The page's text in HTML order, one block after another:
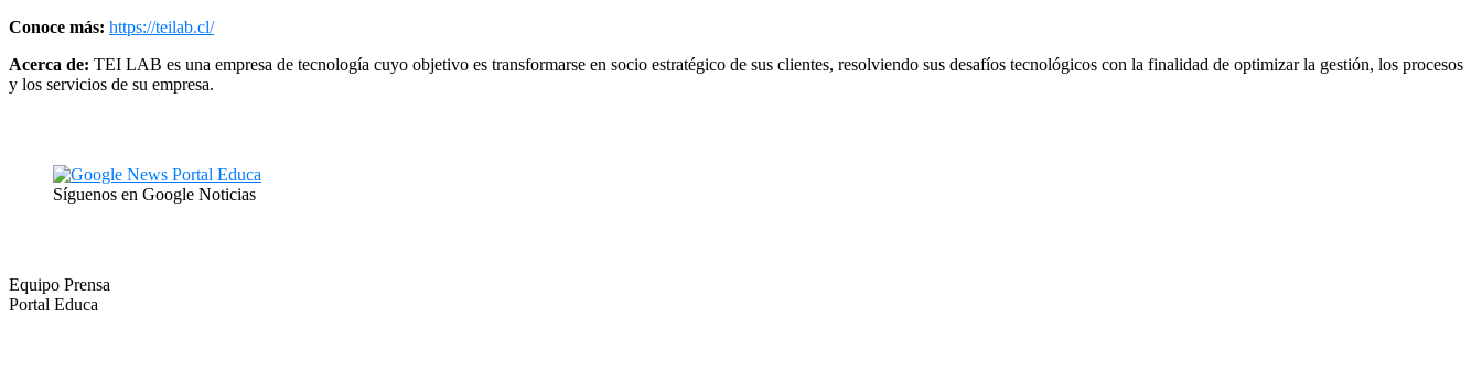
Conoce más: https://teilab.cl/
Acerca de: TEI LAB es una empresa de tecnología cuyo objetivo es transformarse en socio estratégico de sus clientes, resolviendo sus desafíos tecnológicos con la finalidad de optimizar la gestión, los procesos
y los servicios de su empresa.
Síguenos en Google Noticias
Equipo Prensa
Portal Educa